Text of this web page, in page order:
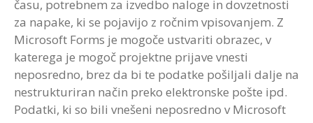
času, potrebnem za izvedbo naloge in dovzetnosti
za napake, ki se pojavijo z ročnim vpisovanjem. Z
Microsoft Forms je mogoče ustvariti obrazec, v
katerega je mogoč projektne prijave vnesti
neposredno, brez da bi te podatke pošiljali dalje na
nestrukturiran način preko elektronske pošte ipd.
Podatki, ki so bili vnešeni neposredno v Microsoft